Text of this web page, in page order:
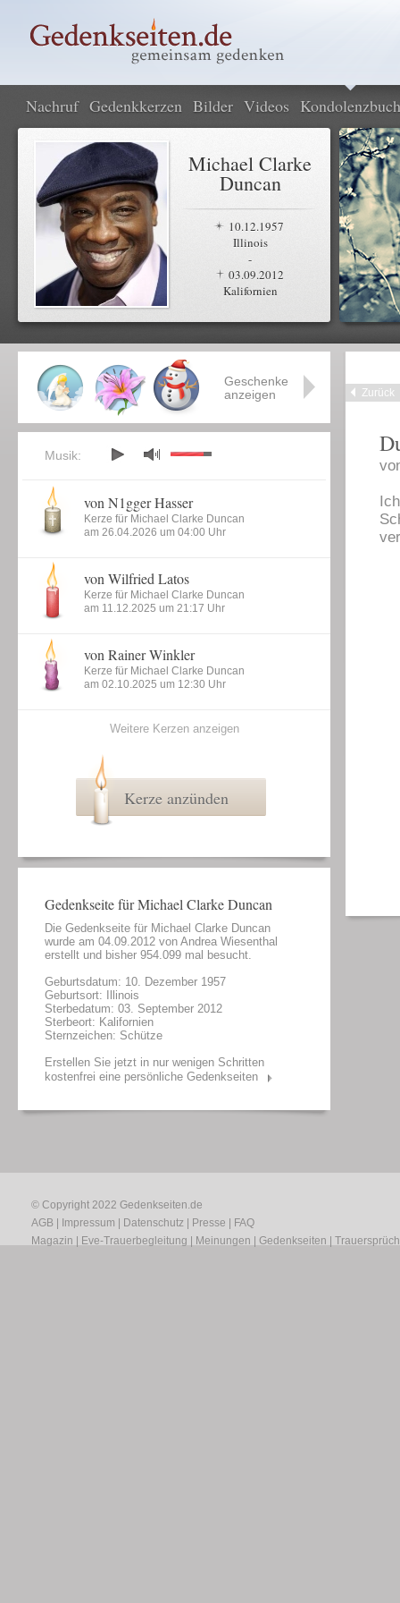
Nachruf Gedenkkerzen Bilder Videos Kondolenzbuch
Michael Clarke
Duncan
10.12.1957
Illinois
-
03.09.2012
Kalifornien
Zurück
Geschenke
anzeigen
Musik:
von N1gger Hasser
Kerze für Michael Clarke Duncan
am 26.04.2026 um 04:00 Uhr
von Wilfried Latos
Kerze für Michael Clarke Duncan
am 11.12.2025 um 21:17 Uhr
von Rainer Winkler
Kerze für Michael Clarke Duncan
am 02.10.2025 um 12:30 Uhr
Weitere Kerzen anzeigen
Kerze anzünden
Gedenkseite für Michael Clarke Duncan
Die Gedenkseite für Michael Clarke Duncan
wurde am 04.09.2012 von Andrea Wiesenthal
erstellt und bisher 954.099 mal besucht.
Geburtsdatum: 10. Dezember 1957
Geburtsort: Illinois
Sterbedatum: 03. September 2012
Sterbeort: Kalifornien
Sternzeichen: Schütze
Erstellen Sie jetzt in nur wenigen Schritten
kostenfrei eine persönliche Gedenkseiten
© Copyright 2022 Gedenkseiten.de
AGB
Impressum Datenschutz Presse
FAQ
Magazin
Eve-Trauerbegleitung Meinungen Gedenkseiten